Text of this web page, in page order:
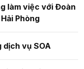
làm việc với Đoàn
Phòng
dịch vụ SOA